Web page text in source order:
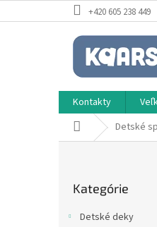
na
+420 605 238 449
Kontakty
DomovDetské
kategórie
Kategórie
Detské deky